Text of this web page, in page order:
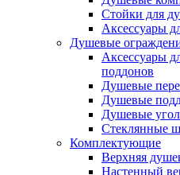
Стойки для
Аксессуары
Душевые
Аксессуары
поддонов
Душевые
Душевые
Душевые
Стеклянные
Комплектующие
Верхняя
Настенный